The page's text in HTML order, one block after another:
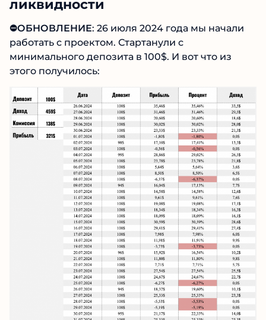
ликвидности
⛔️ОБНОВЛЕНИЕ: 26 июля 2024 года мы начали
работать с проектом. Стартанули с
минимального депозита в 100$. И вот что из
этого получилось: